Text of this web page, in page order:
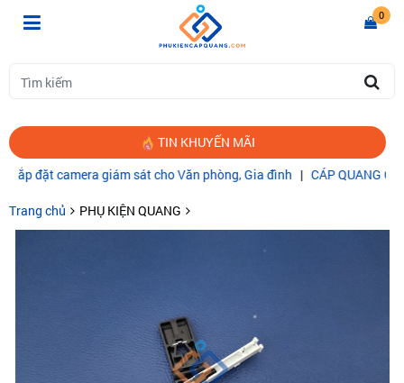
0
TIN KHUYẾN MÃI
giám sát cho Văn phòng, Gia đình|CÁP QUANG
Trang chủ PHỤ KIỆN QUANG